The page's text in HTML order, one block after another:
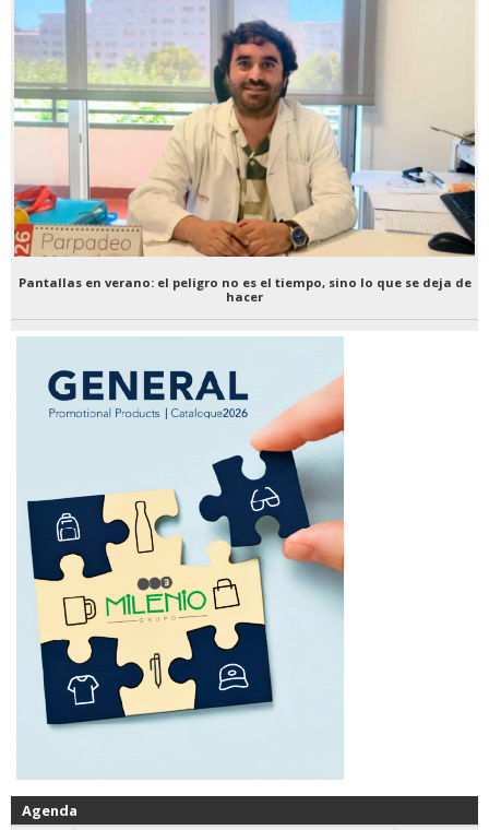
Pantallas en verano: el peligro no es el tiempo, sino lo que se deja de
hacer
Agenda